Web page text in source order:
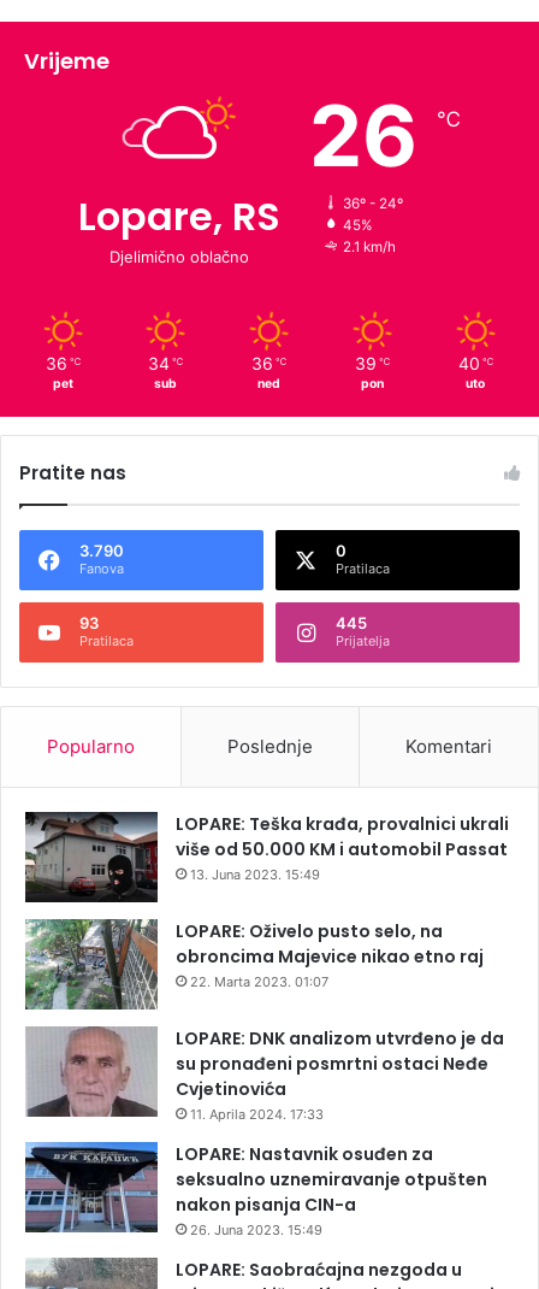
Vrijeme
Lopare, RS
Djelimično oblačno
26 ℃
36º - 24º
45%
2.1 km/h
36 ℃
pet
34 ℃
sub
36 ℃
ned
39 ℃
pon
40 ℃
uto
Pratite nas
3.790
Fanova
0
Pratilaca
93
Pratilaca
445
Prijatelja
Popularno Poslednje Komentari
LOPARE: Teška krađa, provalnici ukrali
više od 50.000 KM i automobil Passat
13. Juna 2023. 15:49
LOPARE: Oživelo pusto selo, na
obroncima Majevice nikao etno raj
22. Marta 2023. 01:07
LOPARE: DNK analizom utvrđeno je da
su pronađeni posmrtni ostaci Neđe
Cvjetinovića
11. Aprila 2024. 17:33
LOPARE: Nastavnik osuđen za
seksualno uznemiravanje otpušten
nakon pisanja CIN-a
26. Juna 2023. 15:49
LOPARE: Saobraćajna nezgoda u